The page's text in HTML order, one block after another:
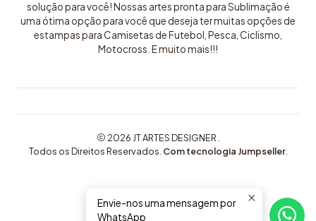
solução para você! Nossas artes pronta para Sublimação é
uma ótima opção para você que deseja ter muitas opções de
estampas para Camisetas de Futebol, Pesca, Ciclismo,
Motocross. E muito mais!!!
2026 JT ARTES DESIGNER .
Todos os Direitos Reservados. Com tecnologia Jumpseller.
Envie-nos uma mensagem por
WhatsApp